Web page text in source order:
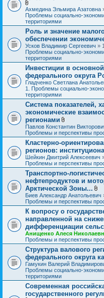
и
я
В
л
о
ж
е
н
и
я
Ахмедина Эльмира Азатовна
Проблемы социально-
территориями
Роль и значение
обеспечении
Усков Владимир Сергеевич »
Проблемы социально-
территориями
Инвестиции в
федерального округа
Гладченко Светлана
1. Проблемы социально-
территориями
Система показателей,
экономические
регионами
В
л
о
ж
е
н
и
я
Павлов Константин
Проблемы и перспективы
Кластерно-
регионов:
Шейкин Дмитрий Алексеевич
Проблемы и перспективы
Транспортно-
нефтепродуктов и
Арктической Зоны...
В
л
о
ж
е
и
я
Биев Александр Анатольевич
Проблемы и перспективы
К вопросу о
направленной на
дифференциации
Анищенко Алеся
Проблемы и перспективы
Структура валового
федерального округа
Гамукин Валерий
Проблемы социально-
территориями
Современная
государственного